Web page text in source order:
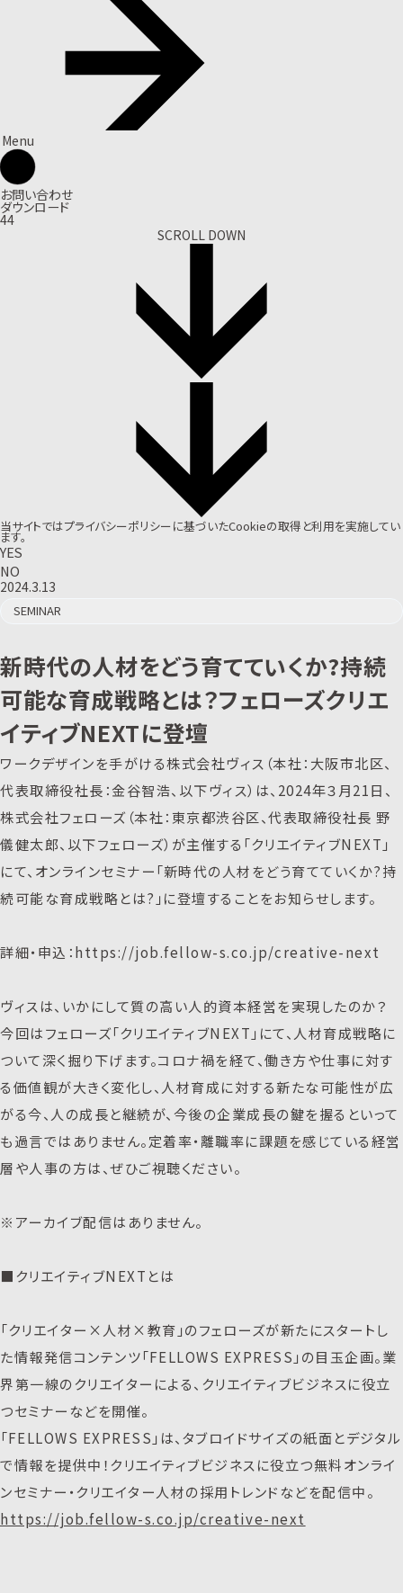
Menu
お問い合わせ
ダウンロード
44
SCROLL DOWN
当サイトではプライバシーポリシーに基づいたCookieの取得と利用を実施してい
ます。
YES
NO
2024.3.13
SEMINAR
新時代の人材をどう育てていくか?持続
可能な育成戦略とは？フェローズクリエ
イティブNEXTに登壇
ワークデザインを手がける株式会社ヴィス（本社：大阪市北区、
代表取締役社長：金谷智浩、以下ヴィス）は、2024年３月21日、
株式会社フェローズ（本社：東京都渋谷区、代表取締役社長 野
儀健太郎、以下フェローズ）が主催する「クリエイティブNEXT」
にて、オンラインセミナー「新時代の人材をどう育てていくか?持
続可能な育成戦略とは?」に登壇することをお知らせします。
詳細・申込：https://job.fellow-s.co.jp/creative-next
ヴィスは、いかにして質の高い人的資本経営を実現したのか？
今回はフェローズ「クリエイティブNEXT」にて、人材育成戦略に
ついて深く掘り下げます。コロナ禍を経て、働き方や仕事に対す
る価値観が大きく変化し、人材育成に対する新たな可能性が広
がる今、人の成長と継続が、今後の企業成長の鍵を握るといって
も過言ではありません。定着率・離職率に課題を感じている経営
層や人事の方は、ぜひご視聴ください。
※アーカイブ配信はありません。
■クリエイティブNEXTとは
「クリエイター×人材×教育」のフェローズが新たにスタートし
た情報発信コンテンツ「FELLOWS EXPRESS」の目玉企画。業
界第一線のクリエイターによる、クリエイティブビジネスに役立
つセミナーなどを開催。
「FELLOWS EXPRESS」は、タブロイドサイズの紙面とデジタル
で情報を提供中！クリエイティブビジネスに役立つ無料オンライ
ンセミナー・クリエイター人材の採用トレンドなどを配信中。
https://job.fellow-s.co.jp/creative-next